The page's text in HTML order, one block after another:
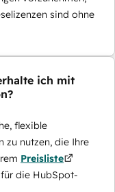
sind ohne
ich mit
flexible
zu nutzen, die Ihre
Preisliste
die HubSpot-